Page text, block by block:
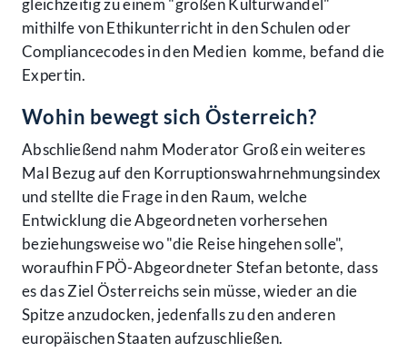
gleichzeitig zu einem "großen Kulturwandel"
mithilfe von Ethikunterricht in den Schulen oder
Compliancecodes in den Medien komme, befand die
Expertin.
Wohin bewegt sich Österreich?
Abschließend nahm Moderator Groß ein weiteres
Mal Bezug auf den Korruptionswahrnehmungsindex
und stellte die Frage in den Raum, welche
Entwicklung die Abgeordneten vorhersehen
beziehungsweise wo "die Reise hingehen solle",
woraufhin FPÖ-Abgeordneter Stefan betonte, dass
es das Ziel Österreichs sein müsse, wieder an die
Spitze anzudocken, jedenfalls zu den anderen
europäischen Staaten aufzuschließen.